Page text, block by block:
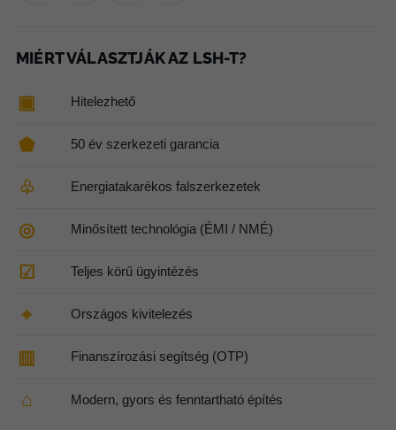
MIÉRT VÁLASZTJÁK AZ LSH-T?
▣ Hitelezhető
⬟ 50 év szerkezeti garancia
♧ Energiatakarékos falszerkezetek
◎ Minősített technológia (ÉMI / NMÉ)
☑ Teljes körű ügyintézés
⌖ Országos kivitelezés
▥ Finanszírozási segítség (OTP)
⌂ Modern, gyors és fenntartható építés